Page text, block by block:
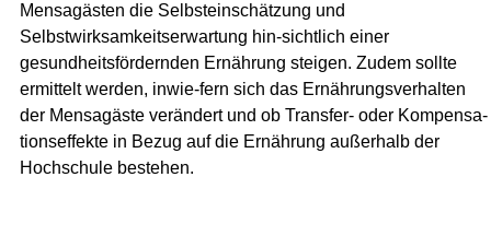
Mensagästen die Selbsteinschätzung und
Selbstwirksamkeitserwartung hin-sichtlich einer
gesundheitsfördernden Ernährung steigen. Zudem sollte
ermittelt werden, inwie-fern sich das Ernährungsverhalten
der Mensagäste verändert und ob Transfer- oder Kompensa-
tionseffekte in Bezug auf die Ernährung außerhalb der
Hochschule bestehen.